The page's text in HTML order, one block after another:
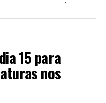
15 para
nos